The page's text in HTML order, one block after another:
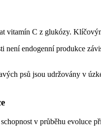
vitamín C z glukózy.
endogenní produkce
psů jsou udržovány v
v průběhu evoluce